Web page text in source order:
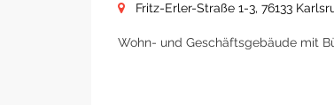
Fritz-Erler-Straße 1-3, 76133
Wohn- und Geschäftsgebäude mit